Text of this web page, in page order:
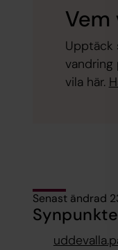
Vem
Upptäck
vandring
vila här.
Senast ändrad